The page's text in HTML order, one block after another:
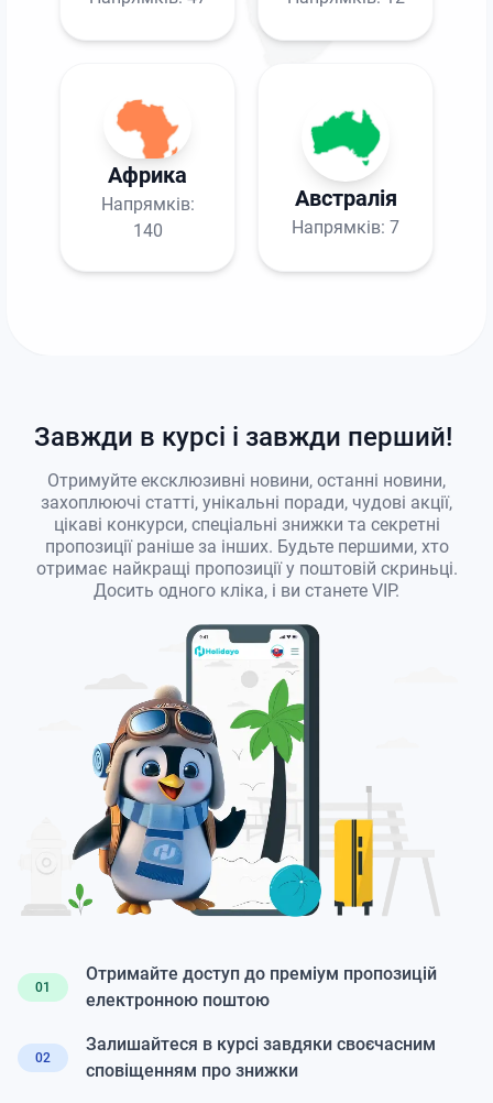
Африка
Напрямків:
140
Австралія
Напрямків: 7
Завжди в курсі і завжди перший!
Отримуйте ексклюзивні новини, останні новини,
захоплюючі статті, унікальні поради, чудові акції,
цікаві конкурси, спеціальні знижки та секретні
пропозиції раніше за інших. Будьте першими, хто
отримає найкращі пропозиції у поштовій скриньці.
Досить одного кліка, і ви станете VIP.
01
Отримайте доступ до преміум пропозицій
електронною поштою
02
Залишайтеся в курсі завдяки своєчасним
сповіщенням про знижки